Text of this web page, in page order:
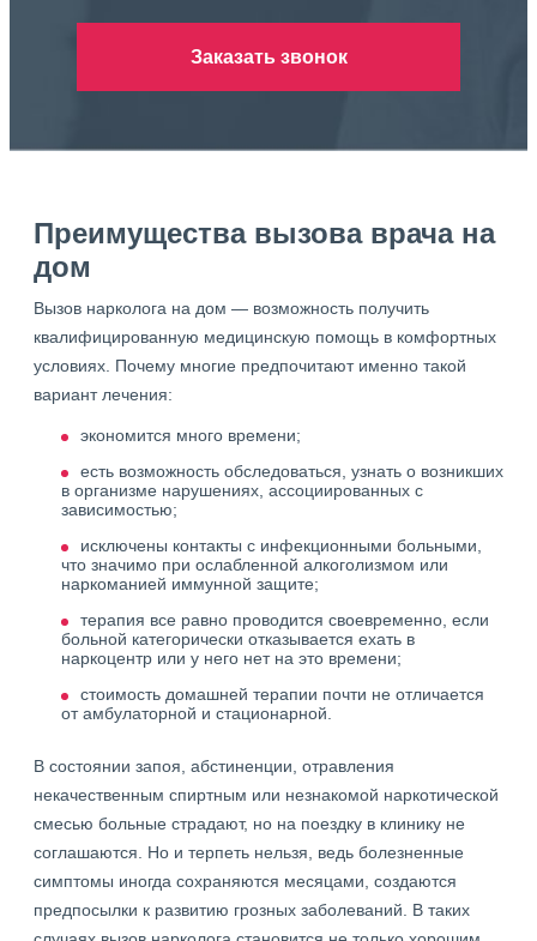
Заказать звонок
Преимущества вызова врача на
дом
Вызов нарколога на дом — возможность получить
квалифицированную медицинскую помощь в комфортных
условиях. Почему многие предпочитают именно такой
вариант лечения:
экономится много времени;
есть возможность обследоваться, узнать о возникших
в организме нарушениях, ассоциированных с
зависимостью;
исключены контакты с инфекционными больными,
что значимо при ослабленной алкоголизмом или
наркоманией иммунной защите;
терапия все равно проводится своевременно, если
больной категорически отказывается ехать в
наркоцентр или у него нет на это времени;
стоимость домашней терапии почти не отличается
от амбулаторной и стационарной.
В состоянии запоя, абстиненции, отравления
некачественным спиртным или незнакомой наркотической
смесью больные страдают, но на поездку в клинику не
соглашаются. Но и терпеть нельзя, ведь болезненные
симптомы иногда сохраняются месяцами, создаются
предпосылки к развитию грозных заболеваний. В таких